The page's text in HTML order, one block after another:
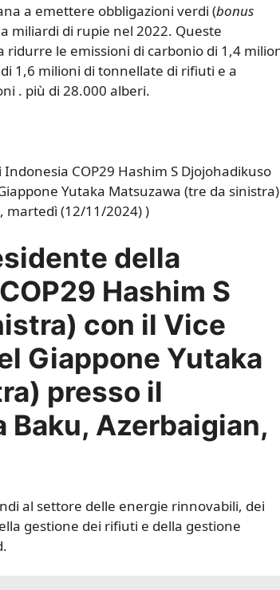
a emettere obbligazioni verdi (bonus
miliardi di rupie nel 2022. Queste
le emissioni di carbonio di 1,4
1,6 milioni di tonnellate di rifiuti e a
. più di 28.000 alberi.
della
Hashim S
con il Vice
Giappone Yutaka
presso il
Azerbaigian,
al settore delle energie rinnovabili, dei
gestione dei rifiuti e della gestione